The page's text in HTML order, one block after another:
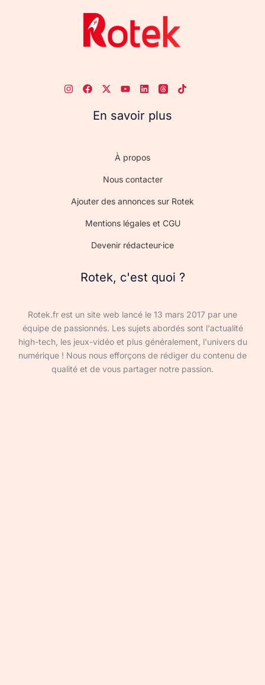
En savoir plus
À propos
Nous contacter
Ajouter des annonces sur Rotek
Mentions légales et CGU
Devenir rédacteur·ice
Rotek, c'est quoi ?
Rotek.fr est un site web lancé le 13 mars 2017 par une
équipe de passionnés. Les sujets abordés sont l'actualité
high-tech, les jeux-vidéo et plus généralement, l'univers du
numérique ! Nous nous efforçons de rédiger du contenu de
qualité et de vous partager notre passion.